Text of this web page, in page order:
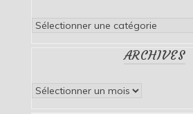
Catégories
ARCHIVES
Archives